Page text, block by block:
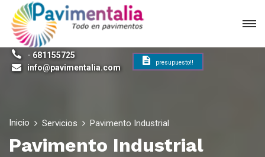
- 681155725
info@pavimentalia.com
presupuesto!!
Inicio Servicios Pavimento Industrial
Pavimento Industrial